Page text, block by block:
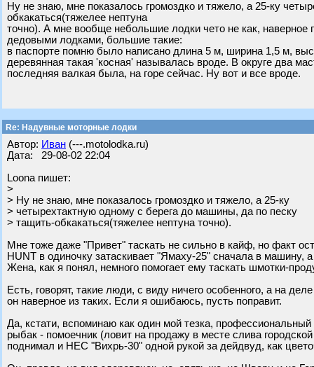
Ну не знаю, мне показалось громоздко и тяжело, а 25-ку
обкакаться(тяжелее нептуна
точно). А мне вообще небольшие лодки чето не как, наверное
дедовыми лодками, большие такие:
в паспорте помню было написано длина 5 м, ширина 1,5 м,
деревянная такая 'косная' называлась вроде. В округе два
последняя валкая была, на горе сейчас. Ну вот и все вроде.
Re: Надувные моторные лодки
Автор: Иван (---.motolodka.ru)
Дата: 29-08-02 22:04
Loona пишет:
>
> Ну не знаю, мне показалось громоздко и тяжело, а 25-ку
> четырехтактную одному с берега до машины, да по песку
> тащить-обкакаться(тяжелее нептуна точно).
Мне тоже даже "Привет" таскать не сильно в кайф, но факт
HUNT в одиночку затаскивает "Ямаху-25" сначала в машину,
Жена, как я понял, немного помогает ему таскать шмотки-
Есть, говорят, такие люди, с виду ничего особенного, а на
он наверное из таких. Если я ошибаюсь, пусть поправит.
Да, кстати, вспоминаю как один мой тезка, профессиональный
рыбак - помоечник (ловит на продажу в месте слива
поднимал и НЕС "Вихрь-30" одной рукой за дейдвуд, как